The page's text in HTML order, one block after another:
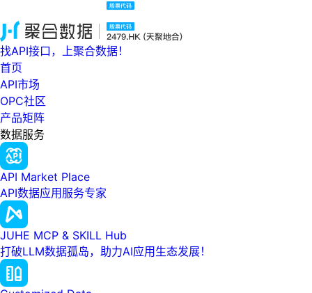
找API接口，上聚合数据！
首页
API市场
OPC社区
产品矩阵
数据服务
API Market Place
API数据应用服务专家
JUHE MCP & SKILL Hub
打破LLM数据孤岛，助力AI应用生态发展！